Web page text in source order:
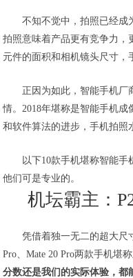
不知不觉中，拍照已经成
拍照意味着产品更有竞争力，
元件的面积和相机镜头尺寸，
正因为如此，智能手机厂
情。2018年堪称是智能手机
和软件算法的进步，手机拍照
以下10款手机堪称智能手
他们可是专业的。
机坛霸主：
凭借着独一无二的超大尺
Pro、Mate 20 Pro两款手机堪
分数还是我们的实际体验，都